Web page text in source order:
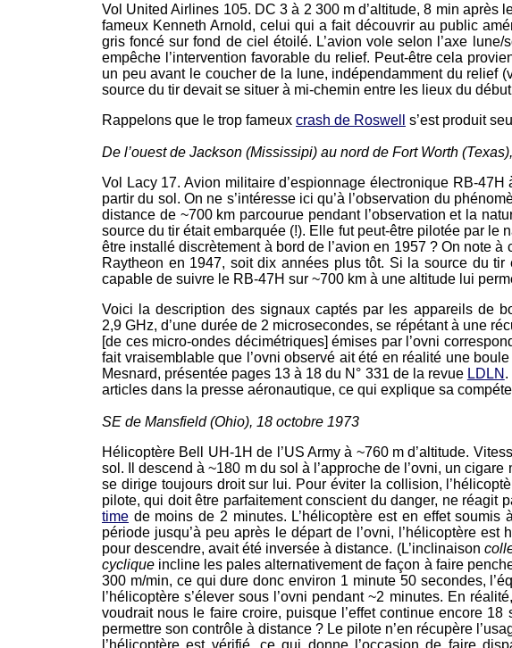
Vol United Airlines 105. DC 3 à 2 300 m d’altitude, 8 min
fameux Kenneth Arnold, celui qui a fait découvrir au public
gris foncé sur fond de ciel étoilé. L’avion vole selon l’axe lune/
empêche l’intervention favorable du relief. Peut-être cela
un peu avant le coucher de la lune, indépendamment du relief
source du tir devait se situer à mi-chemin entre les lieux du
Rappelons que le trop fameux crash de Roswell s’est produit
De l’ouest de Jackson (Mississipi) au nord de Fort Worth
Vol Lacy 17. Avion militaire d’espionnage électronique RB-
partir du sol. On ne s’intéresse ici qu’à l’observation du
distance de ~700 km parcourue pendant l’observation et la
source du tir était embarquée (!). Elle fut peut-être pilotée par le
être installé discrètement à bord de l’avion en 1957 ? On note
Raytheon en 1947, soit dix années plus tôt. Si la source du
capable de suivre le RB-47H sur ~700 km à une altitude lui
Voici la description des signaux captés par les appareils de
2,9 GHz, d’une durée de 2 microsecondes, se répétant à une
[de ces micro-ondes décimétriques] émises par l’ovni
fait vraisemblable que l’ovni observé ait été en réalité une
Mesnard, présentée pages 13 à 18 du N° 331 de la revue LDLN .
articles dans la presse aéronautique, ce qui explique sa
SE de Mansfield (Ohio), 18 octobre 1973
Hélicoptère Bell UH-1H de l’US Army à ~760 m d’altitude.
sol. Il descend à ~180 m du sol à l’approche de l’ovni, un
se dirige toujours droit sur lui. Pour éviter la collision,
pilote, qui doit être parfaitement conscient du danger, ne réagit
time de moins de 2 minutes. L’hélicoptère est en effet soumis
période jusqu’à peu après le départ de l’ovni, l’hélicoptère
pour descendre, avait été inversée à distance. (L’inclinaison
cyclique incline les pales alternativement de façon à faire
300 m/min, ce qui dure donc environ 1 minute 50 secondes,
l’hélicoptère s’élever sous l’ovni pendant ~2 minutes. En
voudrait nous le faire croire, puisque l’effet continue encore
permettre son contrôle à distance ? Le pilote n’en récupère
l’hélicoptère est vérifié, ce qui donne l’occasion de faire